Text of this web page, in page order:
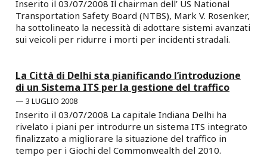
Inserito il 03/07/2008 Il chairman dell’ US National
Transportation Safety Board (NTBS), Mark V. Rosenker,
ha sottolineato la necessità di adottare sistemi avanzati
sui veicoli per ridurre i morti per incidenti stradali.
La Città di Delhi sta pianificando l’introduzione
di un Sistema ITS per la gestione del traffico
3 LUGLIO 2008
Inserito il 03/07/2008 La capitale Indiana Delhi ha
rivelato i piani per introdurre un sistema ITS integrato
finalizzato a migliorare la situazione del traffico in
tempo per i Giochi del Commonwealth del 2010.